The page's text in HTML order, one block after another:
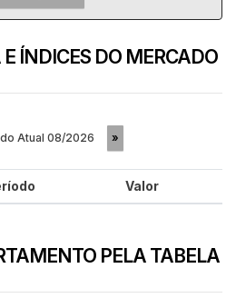
E ÍNDICES DO MERCADO
Atual 08/2026 »
Valor
PELA TABELA